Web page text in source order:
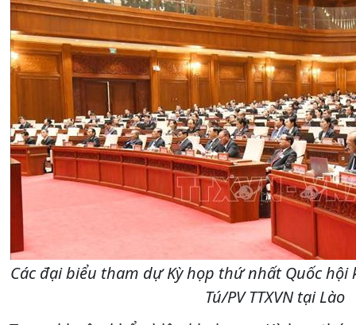
Các đại biểu tham dự Kỳ họp thứ nhất Quốc hội
Tú/PV TTXVN tại Lào